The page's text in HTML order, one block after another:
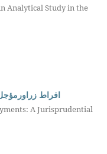
Analytical Study in the
افراط
A Jurisprudential